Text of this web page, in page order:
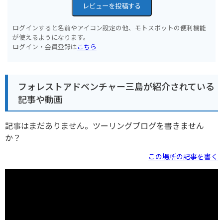
レビューを投稿する
ログインすると名前やアイコン設定の他、モトスポットの便利機能
が使えるようになります。
ログイン・会員登録はこちら
フォレストアドベンチャー三島が紹介されている
記事や動画
記事はまだありません。ツーリングブログを書きません
か？
この場所の記事を書く